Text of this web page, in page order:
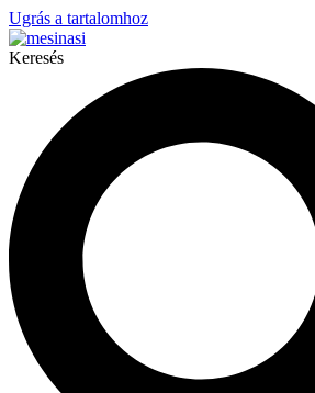
Ugrás a tartalomhoz
Keresés